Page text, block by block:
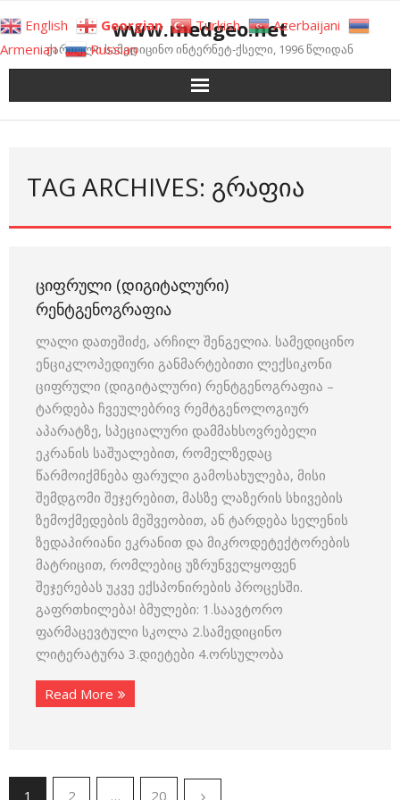
to
content
www.medgeo.net
ქართული სამედიცინო ინტერნეტ-ქსელი, 1996 წლიდან
TAG ARCHIVES: ᲒᲠᲐᲤᲘᲐ
ᲪᲘᲤᲠᲣᲚᲘ (ᲓᲘᲒᲘᲢᲐᲚᲣᲠᲘ)
ᲠᲔᲜᲢᲒᲔᲜᲝᲒᲠᲐᲤᲘᲐ
ლალი დათეშიძე, არჩილ შენგელია. სამედიცინო
ენციკლოპედიური განმარტებითი ლექსიკონი
ციფრული (დიგიტალური) რენტგენოგრაფია –
ტარდება ჩვეულებრივ რემტგენოლოგიურ
აპარატზე, სპეციალური დამმახსოვრებელი
ეკრანის საშუალებით, რომელზედაც
წარმოიქმნება ფარული გამოსახულება, მისი
შემდგომი შეჯერებით, მასზე ლაზერის სხივების
ზემოქმედების მეშვეობით, ან ტარდება სელენის
ზედაპირიანი ეკრანით და მიკროდეტექტორების
მატრიცით, რომლებიც უზრუნველყოფენ
შეჯერებას უკვე ექსპონირების პროცესში.
გაფრთხილება! ბმულები: 1.საავტორო
ფარმაცევტული სკოლა 2.სამედიცინო
ლიტერატურა 3.დიეტები 4.ორსულობა
Read More
1 2 … 20
English Georgian Turkish
Azerbaijani
Armenian
Russian